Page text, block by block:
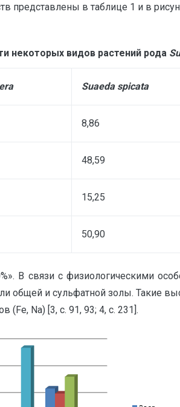
представлены в таблице 1 и в
некоторых видов растений рода
Suaeda spicata
8,86
48,59
15,25
50,90
В связи с физиологическими
и сульфатной золы. Такие
Na) [3, с. 91, 93; 4, с. 231].